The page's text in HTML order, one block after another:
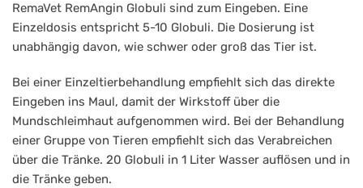
RemaVet RemAngin Globuli sind zum Eingeben. Eine
Einzeldosis entspricht 5-10 Globuli. Die Dosierung ist
unabhängig davon, wie schwer oder groß das Tier ist.
Bei einer Einzeltierbehandlung empfiehlt sich das direkte
Eingeben ins Maul, damit der Wirkstoff über die
Mundschleimhaut aufgenommen wird. Bei der Behandlung
einer Gruppe von Tieren empfiehlt sich das Verabreichen
über die Tränke. 20 Globuli in 1 Liter Wasser auflösen und in
die Tränke geben.